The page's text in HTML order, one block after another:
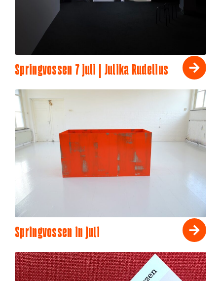
Springvossen 7 juli | Julika Rudelius
Springvossen in juli